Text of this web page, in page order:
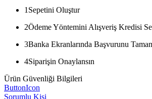
1 Sepetini Oluştur
2Ödeme Yöntemini Alışveriş Kredisi
3Banka Ekranlarında Başvurunu
4Siparişin Onaylansın
Ürün Güvenliği Bilgileri
ButtonIcon
Sorumlu Kişi